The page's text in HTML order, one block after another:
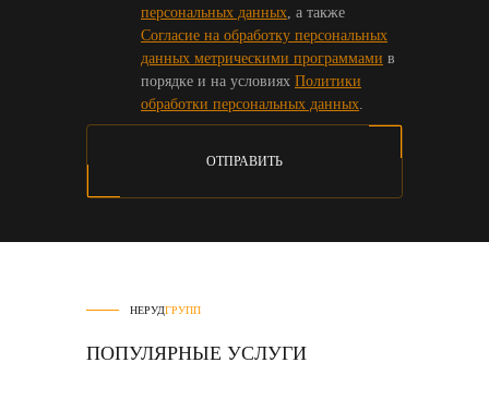
персональных данных , а также
Согласие на обработку персональных
данных метрическими программами в
порядке и на условиях Политики
обработки персональных данных
ОТПРАВИТЬ
НЕРУДГРУПП
ПОПУЛЯРНЫЕ УСЛУГИ